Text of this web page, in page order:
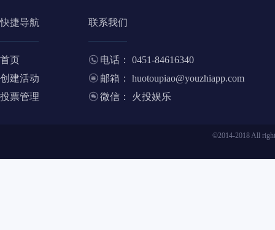
快捷导航
首页
创建活动
投票管理
联系我们
电话： 0451-84616340
邮箱： huotoupiao@youzhiapp.com
微信： 火投娱乐
©2014-2018 All